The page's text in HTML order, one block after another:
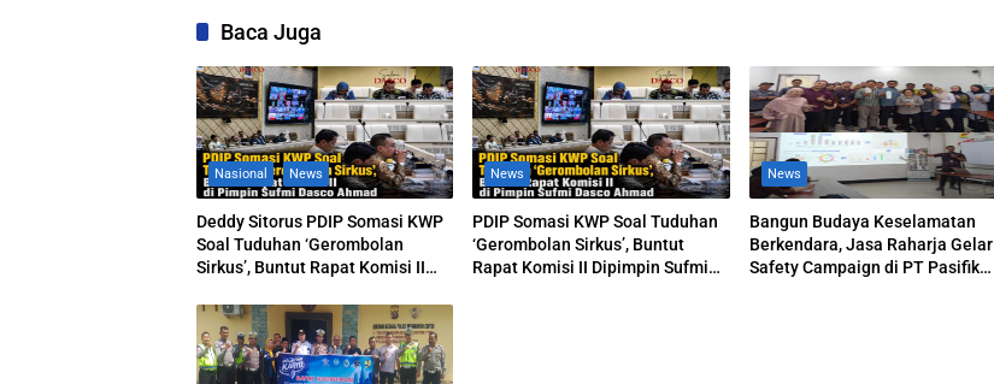
Baca Juga
Nasional News
Deddy Sitorus PDIP Somasi KWP
Soal Tuduhan ‘Gerombolan
Sirkus’, Buntut Rapat Komisi II
News
PDIP Somasi KWP Soal Tuduhan
‘Gerombolan Sirkus’, Buntut
Rapat Komisi II Dipimpin Sufmi
News
Bangun Budaya Keselamatan
Berkendara, Jasa Raharja Gelar
Safety Campaign di PT Pasifik